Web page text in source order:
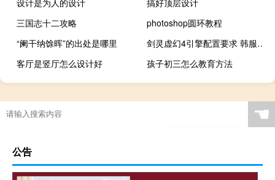
设计是为人的设计
搞好顶层设计
三国志十二攻略
photoshop圆环教程
“阑干纳馀晖”的出处是哪里
剑灵虚幻4引擎配置要求 韩服剑灵软件配置要求
客厅是竖厅怎么设计好
孩子初三怎么教育方法
☚
公告